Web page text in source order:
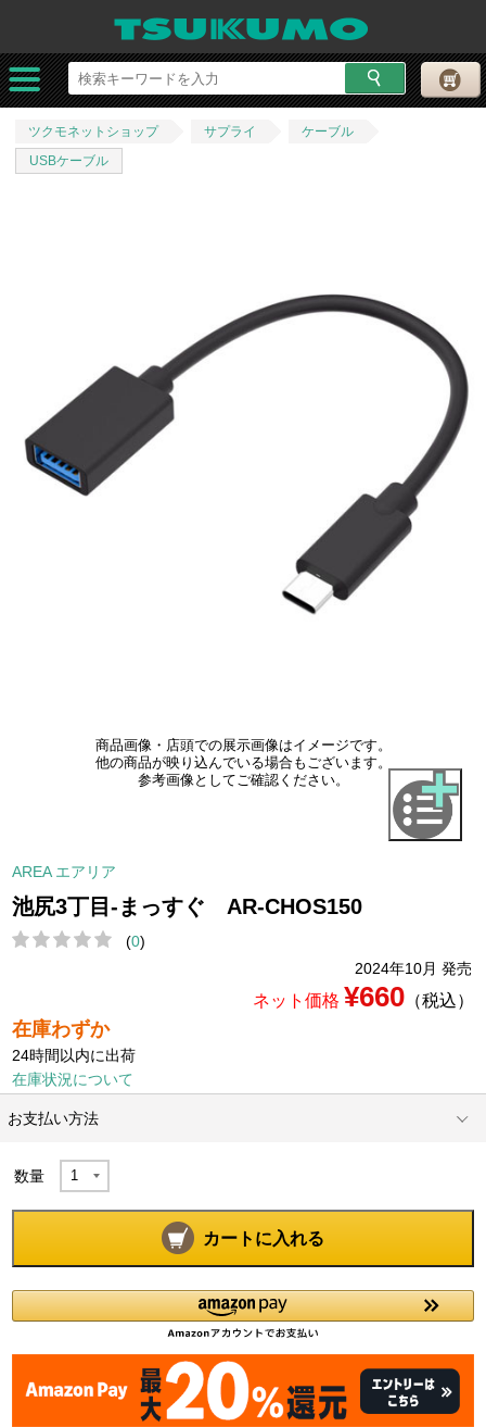
ツクモネットショップ サプライ
ケーブル
USBケーブル
商品画像・店頭での展示画像はイメージです。
他の商品が映り込んでいる場合もございます。
参考画像としてご確認ください。
AREA エアリア
池尻3丁目‐まっすぐ AR-CHOS150
(0)
2024年10月 発売
ネット価格 ¥660（税込）
在庫わずか
24時間以内に出荷
在庫状況について
お支払い方法
数量
カートに入れる